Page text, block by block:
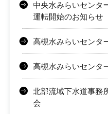
中央水みらいセン
運転開始のお知らせ
高槻水みらいセンタ
高槻水みらいセンタ
北部流域下水道事務
会